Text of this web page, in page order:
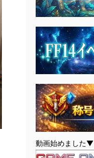
動画始めました▼